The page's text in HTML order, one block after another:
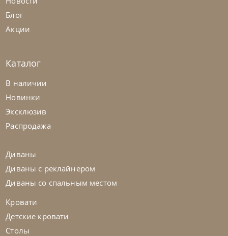
На заказ
+280 +100
Блог
Акции
Каталог
В наличии
Новинки
Эксклюзив
Распродажа
Диваны
Диваны с реклайнером
Диваны со спальным местом
Кровати
Детские кровати
Столы